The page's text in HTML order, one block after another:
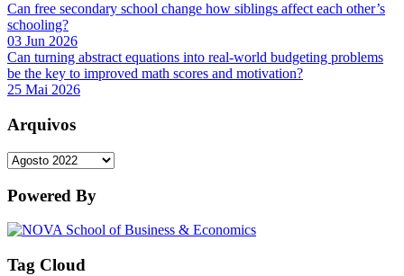
Can free secondary school change how siblings affect each other’s
schooling?
03 Jun 2026
Can turning abstract equations into real-world budgeting problems
be the key to improved math scores and motivation?
25 Mai 2026
Arquivos
Arquivos
Powered By
Tag Cloud